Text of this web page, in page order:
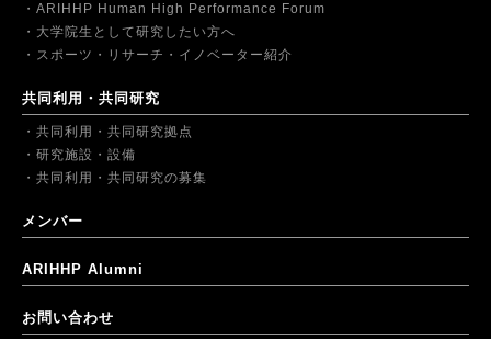
ARIHHP Human High Performance Forum
大学院生として研究したい方へ
スポーツ・リサーチ・イノベーター紹介
共同利用・共同研究
共同利用・共同研究拠点
研究施設・設備
共同利用・共同研究の募集
メンバー
ARIHHP Alumni
お問い合わせ